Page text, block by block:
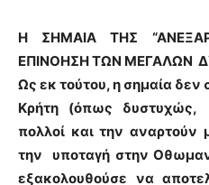
Η ΣΗΜΑΙΑ ΤΗΣ
ΕΠΙΝΟΗΣΗ ΤΩΝ ΜΕΓΑΛΩΝ
Ως εκ τούτου, η σημαία δεν
Κρήτη (όπως δυστυχώς,
πολλοί και την αναρτούν
την υποταγή στην
εξακολουθούσε να